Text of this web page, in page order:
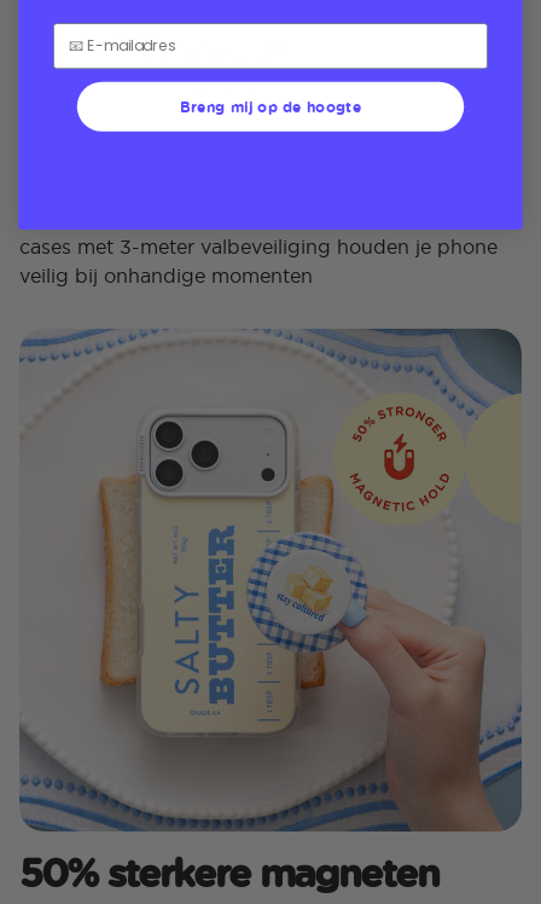
cases met 3-meter valbeveiliging houden je phone
veilig bij onhandige momenten
50% sterkere magneten
Breng mij op de hoogte